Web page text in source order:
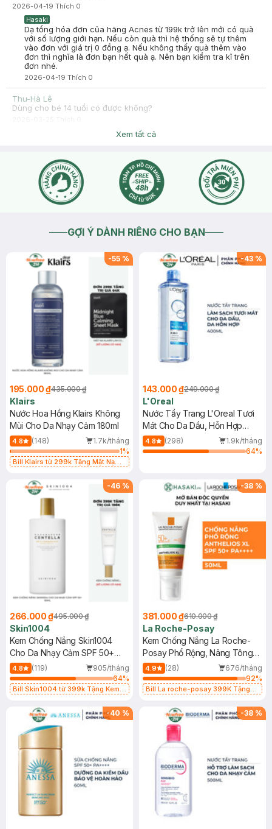
2026-04-19 Thích 0
Hasaki
Dạ tổng hóa đơn của hãng Acnes từ 199k trở lên mới có quà
với số lượng giới hạn. Nếu còn quà thì hệ thống sẽ tự thêm
vào đơn với giá trị 0 đồng ạ. Nếu không thấy quà thêm vào
đơn thì nghĩa là đơn bạn hết quà ạ. Nên bạn kiểm tra kĩ trên
đơn nhé.
2026-04-19 Thích 0
Thu-Hà Lê
Dùng cho bé 14 tuổi có được không?
2026-03-25Thích
Xem tất cả
GỢI Ý DÀNH RIÊNG CHO BẠN
-55 %
195.000 ₫435.000 ₫
Klairs
Nước Hoa Hồng Klairs Không
Mùi Cho Da Nhạy Cảm 180ml
4.8 (148)
1.7k/tháng
1%
Bill Klairs từ 299k Tặng Mặt Nạ
25ml (SL Có Hạn)
-43 %
143.000 ₫249.000 ₫
L'Oreal
Nước Tẩy Trang L'Oreal Tươi
Mát Cho Da Dầu, Hỗn Hợp
400ml
4.8 (298)
1.9k/tháng
64%
-46 %
266.000 ₫495.000 ₫
Skin1004
Kem Chống Nắng Skin1004
Cho Da Nhạy Cảm SPF 50+
50ml
4.8 (119)
905/tháng
64%
Bill Skin1004 từ 399k Tặng Kem
SPF 50+ 20ml (SL Có Hạn)
-38 %
381.000 ₫610.000 ₫
La Roche-Posay
Kem Chống Nắng La Roche-
Posay Phổ Rộng, Nâng Tông
Kiềm Dầu 50ml
4.9 (28)
676/tháng
92%
Bill La roche-posay 399K Tặng
(SL có hạn)
-40 % -38 %